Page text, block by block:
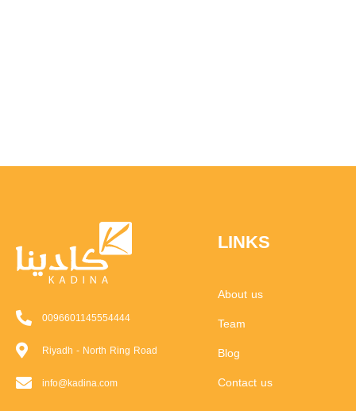
0096601145554444
Riyadh - North Ring Road
info@kadina.com
LINKS
About us
Team
Blog
Contact us